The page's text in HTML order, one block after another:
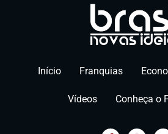
Início Franquias
Vídeos Conheça o